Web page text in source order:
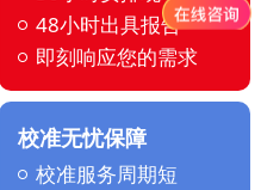
48小时出具报告
即刻响应您的需求
校准无忧保障
校准服务周期短